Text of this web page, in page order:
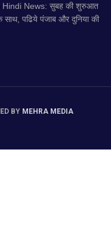
Hindi News: सुबह की शुरुआत
के साथ, पढिये पंजाब और दुनिया की
BY MEHRA MEDIA